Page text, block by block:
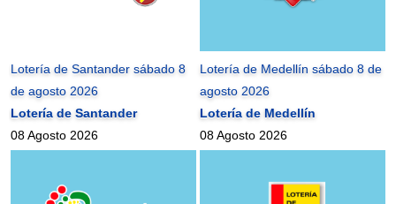
Lotería de Santander sábado 8
de agosto 2026
Lotería de Santander
08 Agosto 2026
Lotería de Medellín sábado 8 de
agosto 2026
Lotería de Medellín
08 Agosto 2026